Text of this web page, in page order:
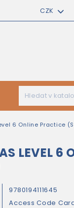
CZK
6 Online Practice
LEVEL 6
9780194111645
Access Code